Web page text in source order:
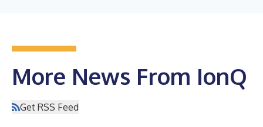
More News From IonQ
Get RSS Feed